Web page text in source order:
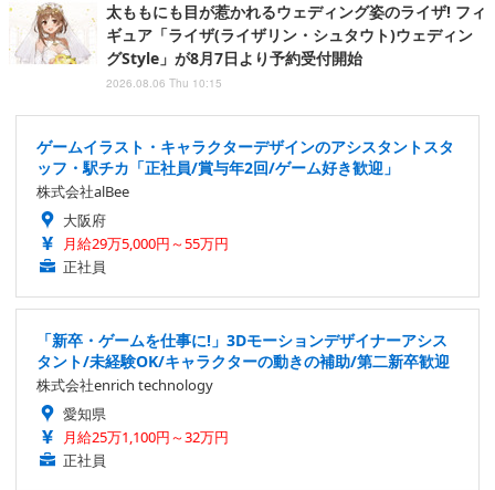
太ももにも目が惹かれるウェディング姿のライザ! フィ
ギュア「ライザ(ライザリン・シュタウト)ウェディン
グStyle」が8月7日より予約受付開始
2026.08.06 Thu 10:15
ゲームイラスト・キャラクターデザインのアシスタントスタ
ッフ・駅チカ「正社員/賞与年2回/ゲーム好き歓迎」
株式会社alBee
大阪府
月給29万5,000円～55万円
正社員
「新卒・ゲームを仕事に!」3Dモーションデザイナーアシス
タント/未経験OK/キャラクターの動きの補助/第二新卒歓迎
株式会社enrich technology
愛知県
月給25万1,100円～32万円
正社員